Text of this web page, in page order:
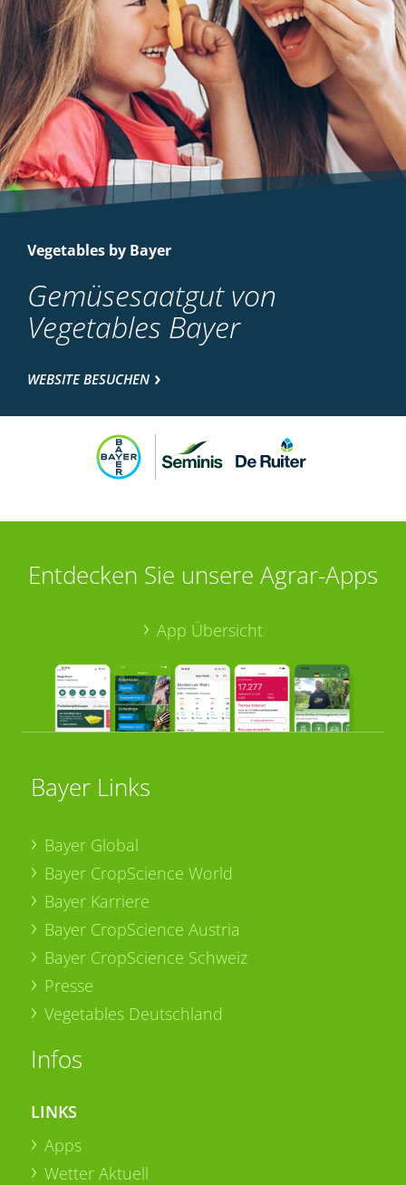
Vegetables by Bayer
Gemüsesaatgut von
Vegetables Bayer
WEBSITE BESUCHEN
Entdecken Sie unsere Agrar-Apps
App Übersicht
Bayer Links
Bayer Global
Bayer CropScience World
Bayer Karriere
Bayer CropScience Austria
Bayer CropScience Schweiz
Presse
Vegetables Deutschland
Infos
LINKS
Apps
Wetter Aktuell